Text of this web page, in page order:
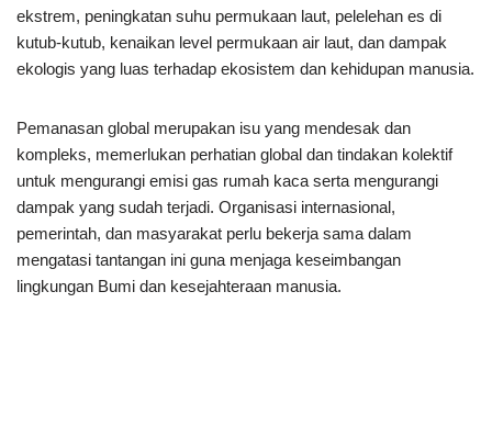
ekstrem, peningkatan suhu permukaan laut, pelelehan es di
kutub-kutub, kenaikan level permukaan air laut, dan dampak
ekologis yang luas terhadap ekosistem dan kehidupan manusia.
Pemanasan global merupakan isu yang mendesak dan
kompleks, memerlukan perhatian global dan tindakan kolektif
untuk mengurangi emisi gas rumah kaca serta mengurangi
dampak yang sudah terjadi. Organisasi internasional,
pemerintah, dan masyarakat perlu bekerja sama dalam
mengatasi tantangan ini guna menjaga keseimbangan
lingkungan Bumi dan kesejahteraan manusia.